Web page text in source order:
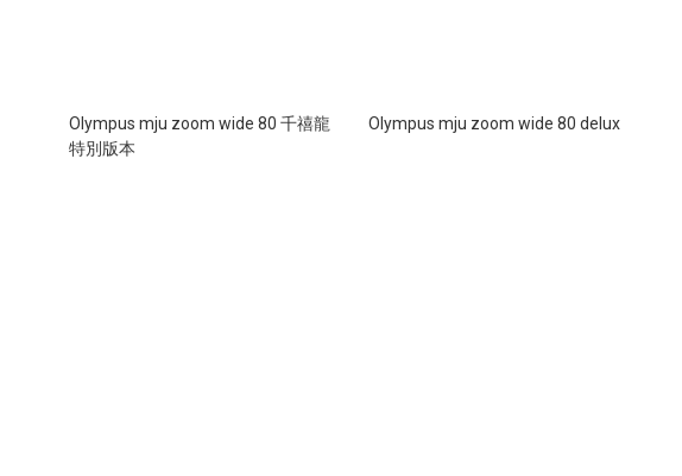
Olympus mju zoom wide 80 千禧龍
特別版本
Olympus mju zoom wide 80 delux